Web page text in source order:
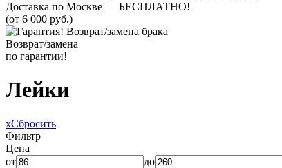
Доставка по Москве — БЕСПЛАТНО!
(от 6 000 руб.)
Возврат/замена
по гарантии!
Лейки
xСбросить
Фильтр
Цена
от
до